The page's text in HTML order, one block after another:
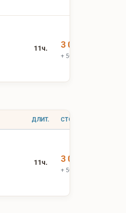
11ч. 3 000 ₽
+ 500 ₽ вх.билеты
ДЛИТ. СТОИМОСТЬ
11ч. 3 000 ₽
+ 500 ₽ вх.билеты